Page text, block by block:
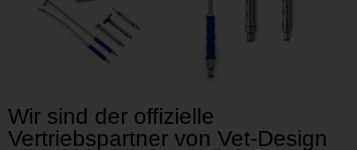
Wir sind der offizielle
Vertriebspartner von Vet-Design